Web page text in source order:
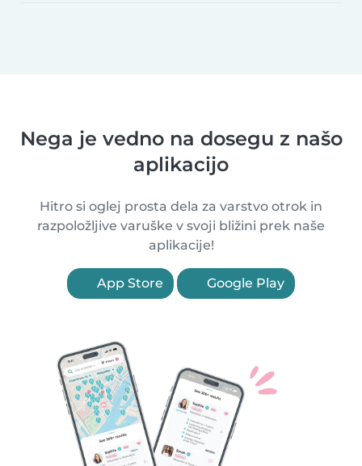
Nega je vedno na dosegu z našo
aplikacijo
Hitro si oglej prosta dela za varstvo otrok in
razpoložljive varuške v svoji bližini prek naše
aplikacije!
App Store Google Play